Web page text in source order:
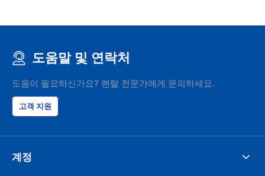
도움말 및 연락처
도움이 필요하신가요? 렌탈 전문가에게 문의하세요.
고객 지원
계정